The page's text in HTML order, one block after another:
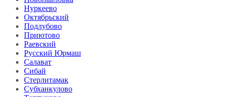
Нуркеево
Октябрьский
Подлубово
Приютово
Раевский
Русский Юрмаш
Салават
Сибай
Стерлитамак
Субханкулово